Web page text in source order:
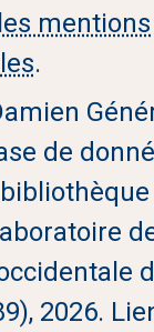
mentions
.
de
2026.